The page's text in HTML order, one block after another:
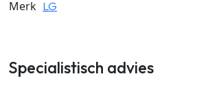
Merk LG
Specialistisch advies